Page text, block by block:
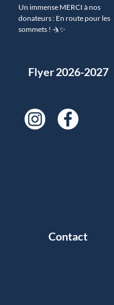
Un immense MERCI à nos
donateurs : En route pour les
sommets ! 🤺✨
Flyer 2026-2027
Contact